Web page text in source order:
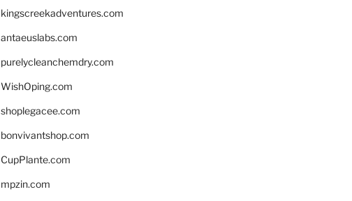
kingscreekadventures.com
antaeuslabs.com
purelycleanchemdry.com
WishOping.com
shoplegacee.com
bonvivantshop.com
CupPlante.com
mpzin.com